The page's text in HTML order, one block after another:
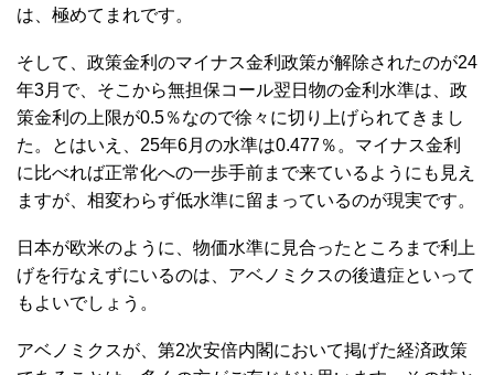
は、極めてまれです。
そして、政策金利のマイナス金利政策が解除されたのが24
年3月で、そこから無担保コール翌日物の金利水準は、政
策金利の上限が0.5％なので徐々に切り上げられてきまし
た。とはいえ、25年6月の水準は0.477％。マイナス金利
に比べれば正常化への一歩手前まで来ているようにも見え
ますが、相変わらず低水準に留まっているのが現実です。
日本が欧米のように、物価水準に見合ったところまで利上
げを行なえずにいるのは、アベノミクスの後遺症といって
もよいでしょう。
アベノミクスが、第2次安倍内閣において掲げた経済政策